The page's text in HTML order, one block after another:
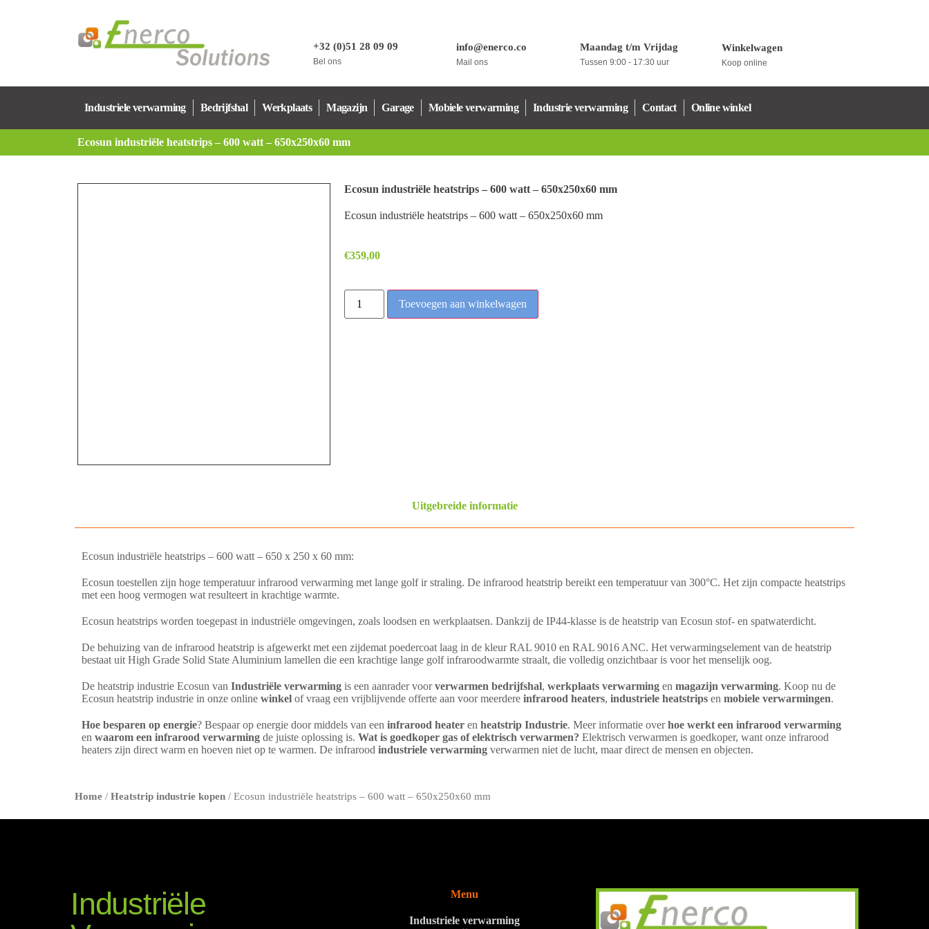
+32 (0)51 28 09 09
Bel ons
info@enerco.co
Mail ons
Maandag t/m Vrijdag
Tussen 9:00 - 17:30 uur
Winkelwagen
Koop online
Industriele verwarming Bedrijfshal Werkplaats Magazijn Garage Mobiele verwarming Industrie verwarming Contact Online winkel
Ecosun industriële heatstrips – 600 watt – 650x250x60 mm
Ecosun industriële heatstrips – 600 watt – 650x250x60 mm
Ecosun industriële heatstrips – 600 watt – 650x250x60 mm
€359,00
Toevoegen aan winkelwagen
Uitgebreide informatie
Ecosun industriële heatstrips – 600 watt – 650 x 250 x 60 mm:
Ecosun toestellen zijn hoge temperatuur infrarood verwarming met lange golf ir straling. De infrarood heatstrip bereikt een temperatuur van 300°C. Het zijn compacte heatstrips
met een hoog vermogen wat resulteert in krachtige warmte.
Ecosun heatstrips worden toegepast in industriële omgevingen, zoals loodsen en werkplaatsen. Dankzij de IP44-klasse is de heatstrip van Ecosun stof- en spatwaterdicht.
De behuizing van de infrarood heatstrip is afgewerkt met een zijdemat poedercoat laag in de kleur RAL 9010 en RAL 9016 ANC. Het verwarmingselement van de heatstrip
bestaat uit High Grade Solid State Aluminium lamellen die een krachtige lange golf infraroodwarmte straalt, die volledig onzichtbaar is voor het menselijk oog.
De heatstrip industrie Ecosun van Industriële verwarming is een aanrader voorverwarmen bedrijfshal, werkplaats verwarming en magazijn verwarming. Koop nu de
Ecosun heatstrip industrie in onze online winkel of vraag een vrijblijvende offerte aan voor meerdere infrarood heaters, industriele heatstrips en mobiele verwarmingen.
Hoe besparen op energie? Bespaar op energie door middels van een infrarood heater en heatstrip Industrie. Meer informatie overhoe werkt een infrarood verwarming
en waarom een infrarood verwarming de juiste oplossing is. Wat is goedkoper gas of elektrisch verwarmen? Elektrisch verwarmen is goedkoper, want onze infrarood
heaters zijn direct warm en hoeven niet op te warmen. De infrarood industriele verwarming verwarmen niet de lucht, maar direct de mensen en objecten.
Home / Heatstrip industrie kopen / Ecosun industriële heatstrips – 600 watt – 650x250x60 mm
Industriële
Menu
Industriele verwarming